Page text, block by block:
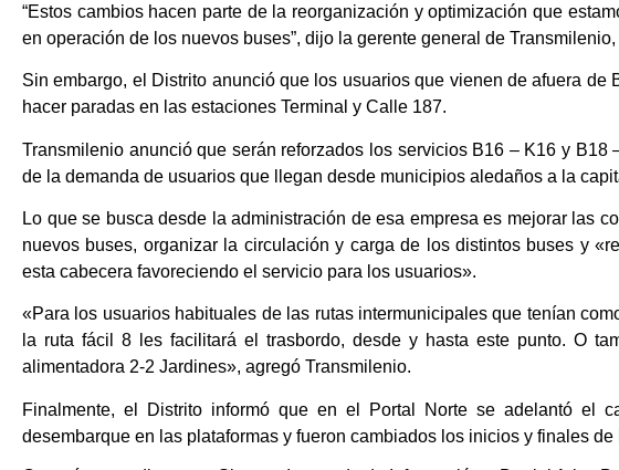
“Estos cambios hacen parte de la reorganización y optimización que
en operación de los nuevos buses”, dijo la gerente general de
Sin embargo, el Distrito anunció que los usuarios que vienen de afuera de
hacer paradas en las estaciones Terminal y Calle 187.
Transmilenio anunció que serán reforzados los servicios B16 – K16 y B18
de la demanda de usuarios que llegan desde municipios aledaños a la
Lo que se busca desde la administración de esa empresa es mejorar las
nuevos buses, organizar la circulación y carga de los distintos buses y
esta cabecera favoreciendo el servicio para los usuarios».
«Para los usuarios habituales de las rutas intermunicipales que tenían
la ruta fácil 8 les facilitará el trasbordo, desde y hasta este punto. O
alimentadora 2-2 Jardines», agregó Transmilenio.
Finalmente, el Distrito informó que en el Portal Norte se adelantó el
desembarque en las plataformas y fueron cambiados los inicios y finales